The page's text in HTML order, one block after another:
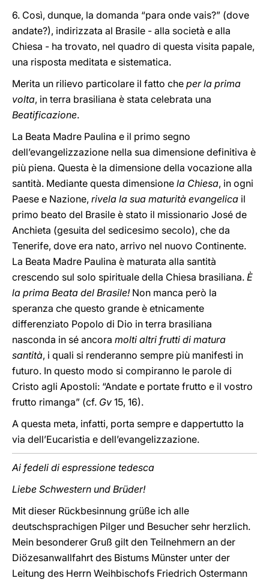
6. Così, dunque, la domanda “para onde vais?” (dove
andate?), indirizzata al Brasile - alla società e alla
Chiesa - ha trovato, nel quadro di questa visita papale,
una risposta meditata e sistematica.
Merita un rilievo particolare il fatto che per la prima
volta, in terra brasiliana è stata celebrata una
Beatificazione.
La Beata Madre Paulina e il primo segno
dell’evangelizzazione nella sua dimensione definitiva è
più piena. Questa è la dimensione della vocazione alla
santità. Mediante questa dimensione la Chiesa, in ogni
Paese e Nazione, rivela la sua maturità evangelica il
primo beato del Brasile è stato il missionario José de
Anchieta (gesuita del sedicesimo secolo), che da
Tenerife, dove era nato, arrivo nel nuovo Continente.
La Beata Madre Paulina è maturata alla santità
crescendo sul solo spirituale della Chiesa brasiliana. È
la prima Beata del Brasile!Non manca però la
speranza che questo grande è etnicamente
differenziato Popolo di Dio in terra brasiliana
nasconda in sé ancora molti altri frutti di matura
santità, i quali si renderanno sempre più manifesti in
futuro. In questo modo si compiranno le parole di
Cristo agli Apostoli: “Andate e portate frutto e il vostro
frutto rimanga” (cf. Gv 15, 16).
A questa meta, infatti, porta sempre e dappertutto la
via dell’Eucaristia e dell’evangelizzazione.
Ai fedeli di espressione tedesca
Liebe Schwestern und Brüder!
Mit dieser Rückbesinnung grüße ich alle
deutschsprachigen Pilger und Besucher sehr herzlich.
Mein besonderer Gruß gilt den Teilnehmern an der
Diözesanwallfahrt des Bistums Münster unter der
Leitung des Herrn Weihbischofs Friedrich Ostermann